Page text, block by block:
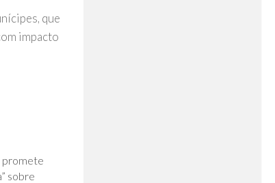
que
impacto
promete
sobre